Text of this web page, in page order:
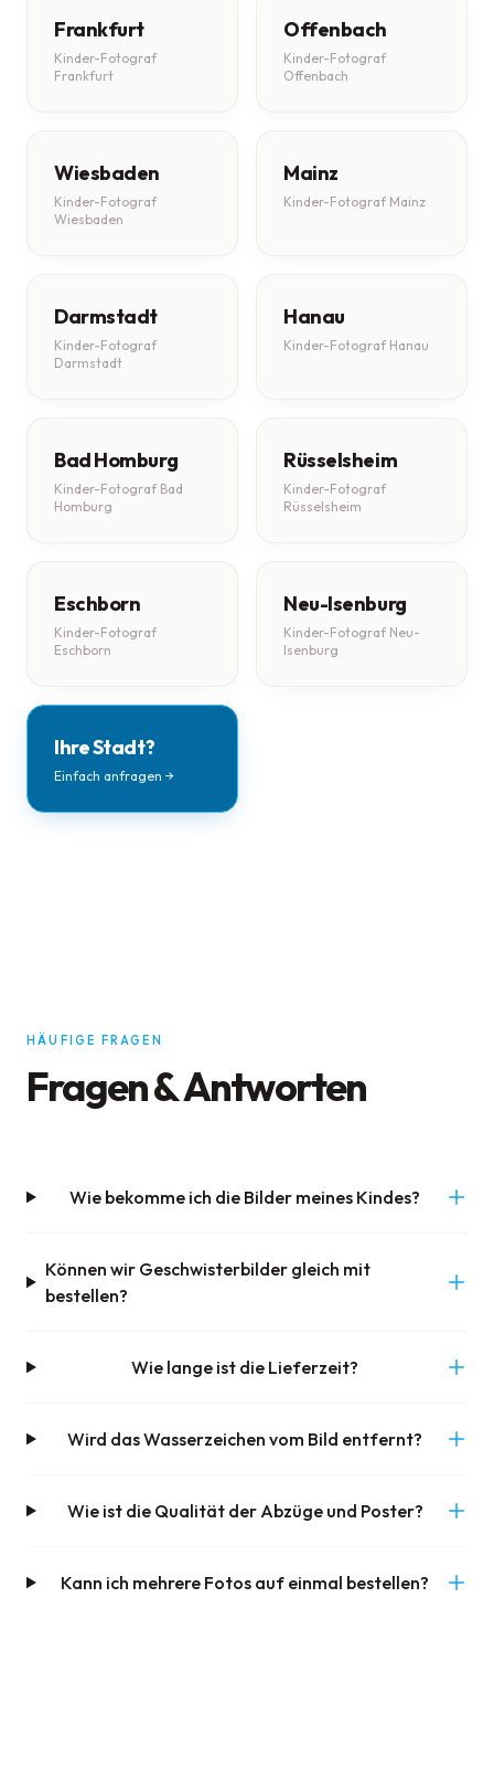
Frankfurt
Kinder-Fotograf
Frankfurt
Offenbach
Kinder-Fotograf
Offenbach
Wiesbaden
Kinder-Fotograf
Wiesbaden
Mainz
Kinder-Fotograf Mainz
Darmstadt
Kinder-Fotograf
Darmstadt
Hanau
Kinder-Fotograf Hanau
Bad Homburg
Kinder-Fotograf Bad
Homburg
Rüsselsheim
Kinder-Fotograf
Rüsselsheim
Eschborn
Kinder-Fotograf
Eschborn
Neu-Isenburg
Kinder-Fotograf Neu-
Isenburg
Ihre Stadt?
Einfach anfragen →
HÄUFIGE FRAGEN
Fragen & Antworten
Wie bekomme ich die Bilder meines Kindes?
Können wir Geschwisterbilder gleich mit
bestellen?
Wie lange ist die Lieferzeit?
Wird das Wasserzeichen vom Bild entfernt?
Wie ist die Qualität der Abzüge und Poster?
Kann ich mehrere Fotos auf einmal bestellen?